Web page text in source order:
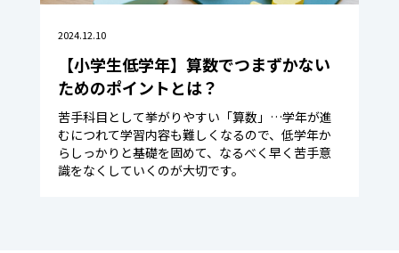
2024.12.10
【小学生低学年】算数でつまずかない
ためのポイントとは？
苦手科目として挙がりやすい「算数」…学年が進
むにつれて学習内容も難しくなるので、低学年か
らしっかりと基礎を固めて、なるべく早く苦手意
識をなくしていくのが大切です。